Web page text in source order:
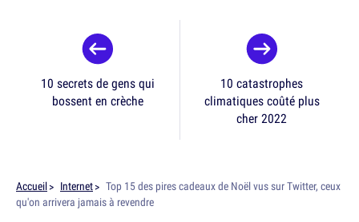
10 secrets de gens qui
bossent en crèche
10 catastrophes
climatiques coûté plus
cher 2022
Accueil Internet
Top 15 des pires cadeaux de Noël vus sur Twitter, ceux
qu'on arrivera jamais à revendre